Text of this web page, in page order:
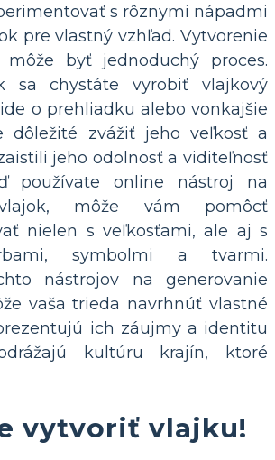
s rôznymi nápadmi
pre vlastný vzhľad. Vytvorenie
byť jednoduchý proces.
sa chystáte vyrobiť vlajkový
o prehliadku alebo vonkajšie
dôležité zvážiť jeho veľkosť a
jeho odolnosť a viditeľnosť
používate online nástroj na
môže vám pomôcť
nielen s veľkosťami, ale aj s
symbolmi a tvarmi.
nástrojov na generovanie
vaša trieda navrhnúť vlastné
ich záujmy a identitu
kultúru krajín, ktoré
vytvoriť vlajku!